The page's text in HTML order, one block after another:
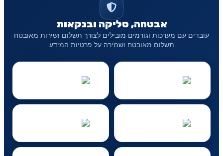
אבטחה, סליקה ובנקאות
עובדים עם מערכות וגורמים מובילים לצורך תשלום ושירות מאובטח
תשלום מאובטח ושמירה על פרטיות המידע